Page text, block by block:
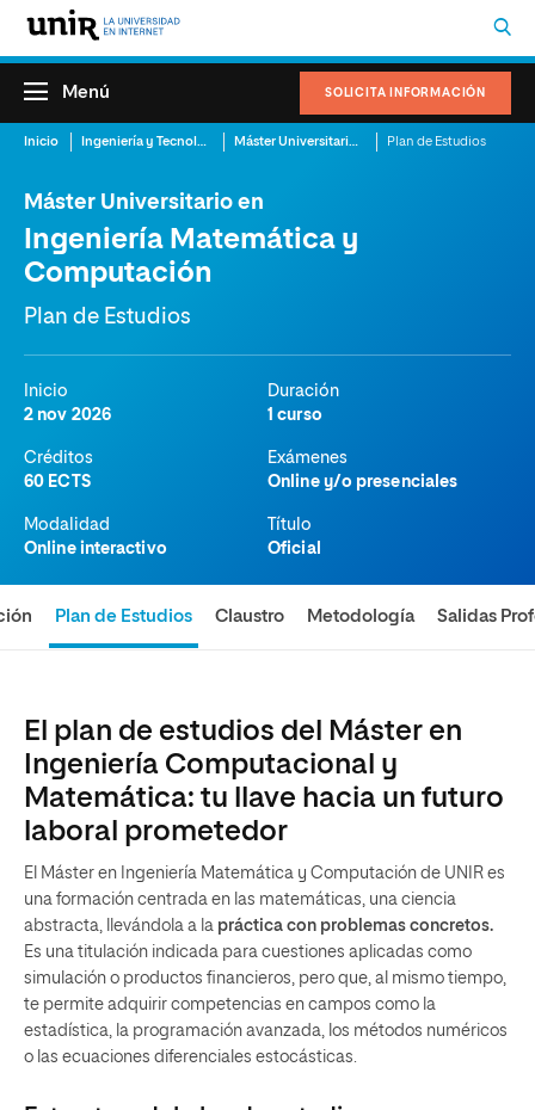
SOLICITA INFORMACIÓN
Menú
Inicio Ingeniería y Tecnología Máster Universitario en Ingeniería Matemática y Computación Plan de Estudios
Máster Universitario en
Ingeniería Matemática y
Computación
Plan de Estudios
Inicio
2 nov 2026
Duración
1 curso
Créditos
60 ECTS
Exámenes
Online y/o presenciales
Modalidad
Online interactivo
Título
Oficial
Plan de Estudios Claustro Metodología Salidas
El plan de estudios del Máster en
Ingeniería Computacional y
Matemática: tu llave hacia un futuro
laboral prometedor
El Máster en Ingeniería Matemática y Computación de UNIR es
una formación centrada en las matemáticas, una ciencia
abstracta, llevándola a la práctica con problemas concretos.
Es una titulación indicada para cuestiones aplicadas como
simulación o productos financieros, pero que, al mismo tiempo,
te permite adquirir competencias en campos como la
estadística, la programación avanzada, los métodos numéricos
o las ecuaciones diferenciales estocásticas.